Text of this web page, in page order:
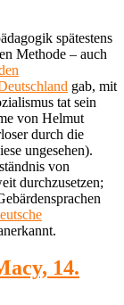
spätestens
Methode – auch
gab, mit
tat sein
von Helmut
durch die
ungesehen).
von
durchzusetzen;
14.